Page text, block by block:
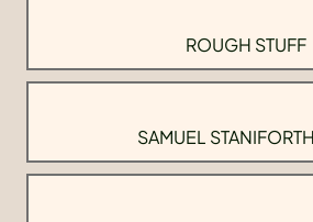
ROUGH STUFF
SAMUEL